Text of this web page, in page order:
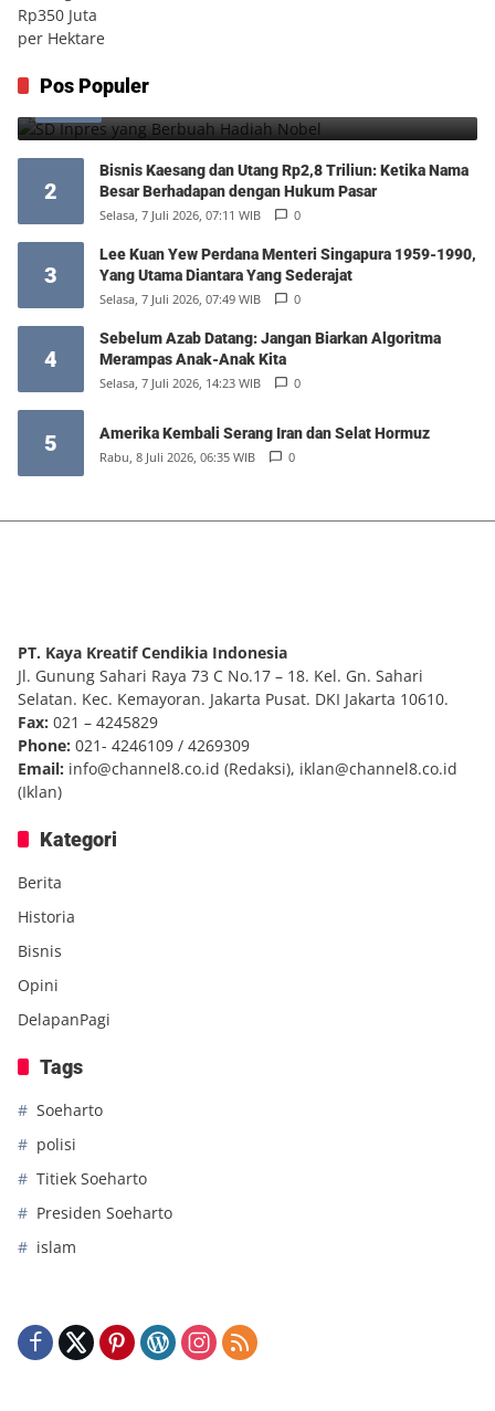
Pos Populer
1 SD Inpres yang Berbuah Hadiah Nobel
2
Bisnis Kaesang dan Utang Rp2,8 Triliun: Ketika Nama
Besar Berhadapan dengan Hukum Pasar
Selasa, 7 Juli 2026, 07:11 WIB 0
3
Lee Kuan Yew Perdana Menteri Singapura 1959-1990,
Yang Utama Diantara Yang Sederajat
Selasa, 7 Juli 2026, 07:49 WIB 0
4
Sebelum Azab Datang: Jangan Biarkan Algoritma
Merampas Anak-Anak Kita
Selasa, 7 Juli 2026, 14:23 WIB 0
5 Amerika Kembali Serang Iran dan Selat Hormuz
Rabu, 8 Juli 2026, 06:35 WIB 0
PT. Kaya Kreatif Cendikia Indonesia
Jl. Gunung Sahari Raya 73 C No.17 – 18. Kel. Gn. Sahari
Selatan. Kec. Kemayoran. Jakarta Pusat. DKI Jakarta 10610.
Fax: 021 – 4245829
Phone: 021- 4246109 / 4269309
Email: info@channel8.co.id (Redaksi), iklan@channel8.co.id
(Iklan)
Kategori
Berita
Historia
Bisnis
Opini
DelapanPagi
Tags
Soeharto
polisi
Titiek Soeharto
Presiden Soeharto
islam